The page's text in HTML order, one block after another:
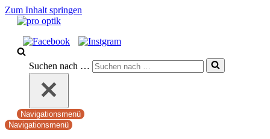
Zum Inhalt springen
Suchen nach …
Navigationsmenü
Navigationsmenü